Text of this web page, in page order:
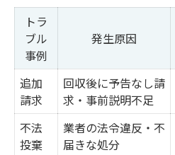
トラ
ブル
事例
発生原因
追加
請求
回収後に予告なし請
求・事前説明不足
不法
投棄
業者の法令違反・不
届きな処分